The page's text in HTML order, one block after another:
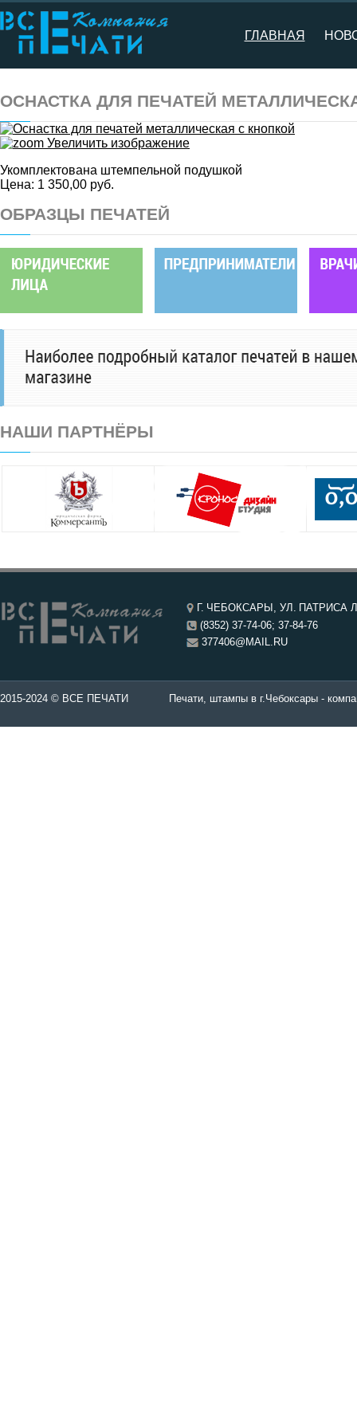
ГЛАВНАЯ
ОСНАСТКА ДЛЯ ПЕЧАТЕЙ
Увеличить изображение
Укомплектована штемпельной подушкой
Цена: 1 350,00 руб.
ОБРАЗЦЫ ПЕЧАТЕЙ
НАШИ ПАРТНЁРЫ
Г. ЧЕБОКСАРЫ, УЛ. ПАТРИСА
(8352) 37-74-06; 37-84-76
377406@MAIL.RU
в Чебоксары. Печати, штампы в г.Чебоксары -
2015-2024 © ВСЕ ПЕЧАТИ